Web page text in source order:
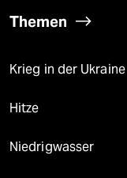
Themen
Krieg in der Ukraine
Hitze
Niedrigwasser